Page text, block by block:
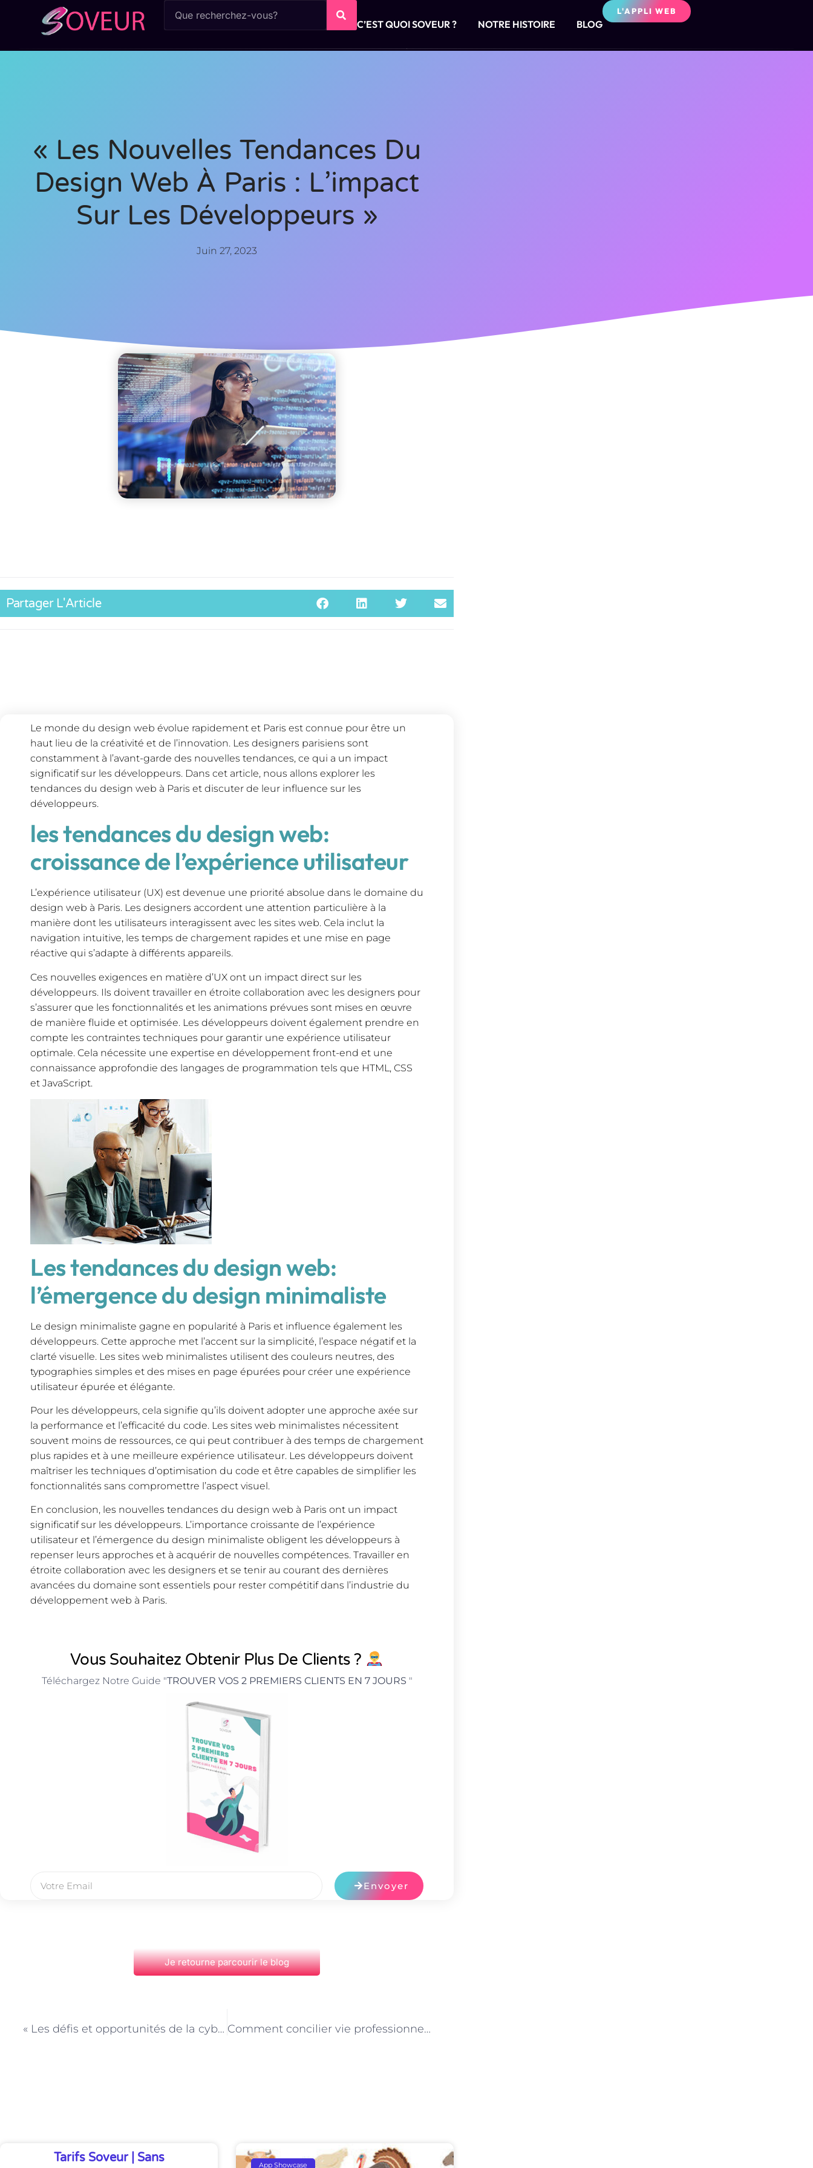
C’EST QUOI SOVEUR ? NOTRE HISTOIRE BLOG
L'APPLI WEB
« Les Nouvelles Tendances Du
Design Web À Paris : L’impact
Sur Les Développeurs »
Juin 27, 2023
Partager L'Article
Le monde du design web évolue rapidement et Paris est connue pour être un
haut lieu de la créativité et de l’innovation. Les designers parisiens sont
constamment à l’avant-garde des nouvelles tendances, ce qui a un impact
significatif sur les développeurs. Dans cet article, nous allons explorer les
tendances du design web à Paris et discuter de leur influence sur les
développeurs.
les tendances du design web:
croissance de l’expérience utilisateur
L’expérience utilisateur (UX) est devenue une priorité absolue dans le domaine du
design web à Paris. Les designers accordent une attention particulière à la
manière dont les utilisateurs interagissent avec les sites web. Cela inclut la
navigation intuitive, les temps de chargement rapides et une mise en page
réactive qui s’adapte à différents appareils.
Ces nouvelles exigences en matière d’UX ont un impact direct sur les
développeurs. Ils doivent travailler en étroite collaboration avec les designers pour
s’assurer que les fonctionnalités et les animations prévues sont mises en œuvre
de manière fluide et optimisée. Les développeurs doivent également prendre en
compte les contraintes techniques pour garantir une expérience utilisateur
optimale. Cela nécessite une expertise en développement front-end et une
connaissance approfondie des langages de programmation tels que HTML, CSS
et JavaScript.
Les tendances du design web:
l’émergence du design minimaliste
Le design minimaliste gagne en popularité à Paris et influence également les
développeurs. Cette approche met l’accent sur la simplicité, l’espace négatif et la
clarté visuelle. Les sites web minimalistes utilisent des couleurs neutres, des
typographies simples et des mises en page épurées pour créer une expérience
utilisateur épurée et élégante.
Pour les développeurs, cela signifie qu’ils doivent adopter une approche axée sur
la performance et l’efficacité du code. Les sites web minimalistes nécessitent
souvent moins de ressources, ce qui peut contribuer à des temps de chargement
plus rapides et à une meilleure expérience utilisateur. Les développeurs doivent
maîtriser les techniques d’optimisation du code et être capables de simplifier les
fonctionnalités sans compromettre l’aspect visuel.
En conclusion, les nouvelles tendances du design web à Paris ont un impact
significatif sur les développeurs. L’importance croissante de l’expérience
utilisateur et l’émergence du design minimaliste obligent les développeurs à
repenser leurs approches et à acquérir de nouvelles compétences. Travailler en
étroite collaboration avec les designers et se tenir au courant des dernières
avancées du domaine sont essentiels pour rester compétitif dans l’industrie du
développement web à Paris.
Vous Souhaitez Obtenir Plus De Clients ?
Téléchargez Notre Guide "TROUVER VOS 2 PREMIERS CLIENTS EN 7 JOURS "
Envoyer
Je retourne parcourir le blog
« Les défis et opportunités de la cybersécurité pour les développeurs web à Paris » Comment concilier vie professionnelle et personnelle en tant que développeur web à Paris
Tarifs Soveur | Sans
App Showcase